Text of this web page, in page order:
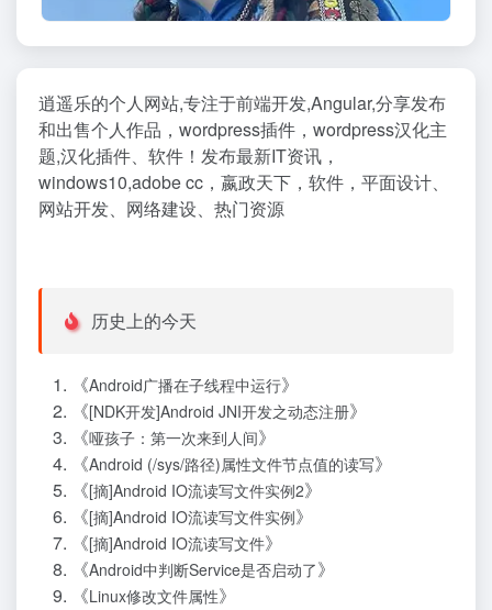
逍遥乐的个人网站,专注于前端开发,Angular,分享发布
和出售个人作品，wordpress插件，wordpress汉化主
题,汉化插件、软件！发布最新IT资讯，
windows10,adobe cc，嬴政天下，软件，平面设计、
网站开发、网络建设、热门资源
历史上的今天
《Android广播在子线程中运行》
《[NDK开发]Android JNI开发之动态注册》
《哑孩子：第一次来到人间》
《Android (/sys/路径)属性文件节点值的读写》
《[摘]Android IO流读写文件实例2》
《[摘]Android IO流读写文件实例》
《[摘]Android IO流读写文件》
《Android中判断Service是否启动了》
《Linux修改文件属性》